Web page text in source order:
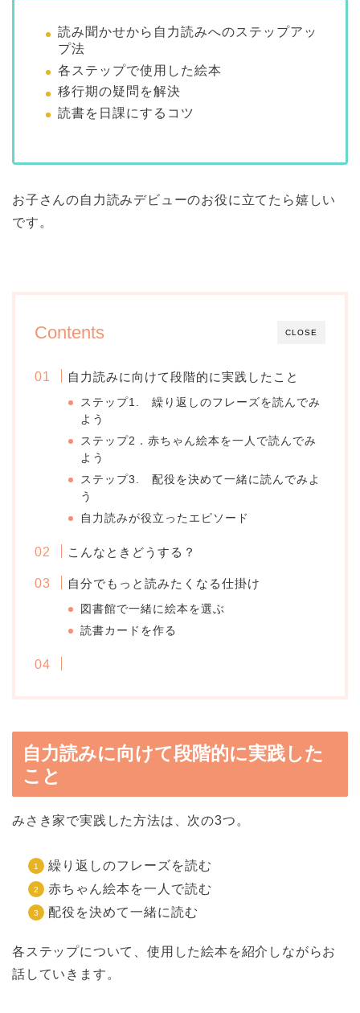
読み聞かせから自力読みへのステップアッ
プ法
各ステップで使用した絵本
移行期の疑問を解決
読書を日課にするコツ
お子さんの自力読みデビューのお役に立てたら嬉しい
です。
CLOSE
Contents
自力読みに向けて段階的に実践したこと
ステップ1. 繰り返しのフレーズを読んでみ
よう
ステップ2．赤ちゃん絵本を一人で読んでみ
よう
ステップ3. 配役を決めて一緒に読んでみよ
う
自力読みが役立ったエピソード
こんなときどうする？
自分でもっと読みたくなる仕掛け
図書館で一緒に絵本を選ぶ
読書カードを作る
自力読みに向けて段階的に実践した
こと
みさき家で実践した方法は、次の3つ。
繰り返しのフレーズを読む
赤ちゃん絵本を一人で読む
配役を決めて一緒に読む
各ステップについて、使用した絵本を紹介しながらお
話していきます。